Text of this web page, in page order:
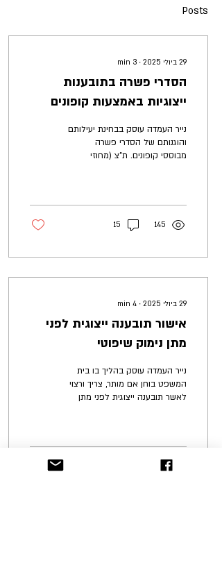
Posts
29 ביולי 2025 ∙
3
min
הסדרי פשרה בתובענות
ייצוגיות באמצעות קופונים
נייר העמדה עוסק בבחינת יעילותם
והוגנותם של הסדרי פשרה
מבוססי קופונים. ת"צ (מחוזי
145
15
29 ביולי 2025 ∙
4
min
אישור תובענה ייצוגית לפני
מתן נימוק שיפוטי
נייר העמדה עוסק בהליך בו בית
המשפט בוחן אם מותר, צריך ורצוי
לאשר תובענה ייצוגית לפני מתן
61